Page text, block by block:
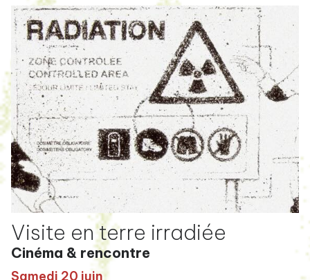
Visite en terre irradiée
Cinéma & rencontre
Samedi 20 juin